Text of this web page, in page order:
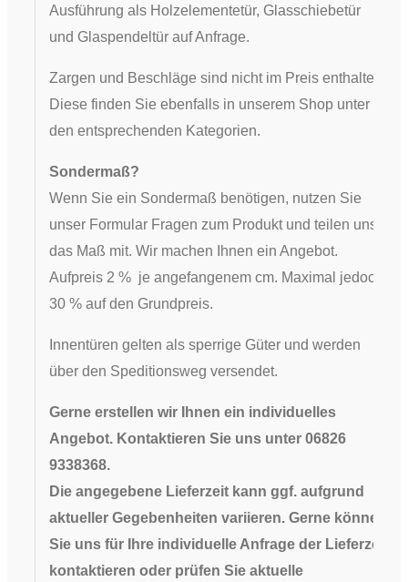
Ausführung als Holzelementetür, Glasschiebetür
und Glaspendeltür auf Anfrage.
Zargen und Beschläge sind nicht im Preis enthalten.
Diese finden Sie ebenfalls in unserem Shop unter
den entsprechenden Kategorien.
Sondermaß?
Wenn Sie ein Sondermaß benötigen, nutzen Sie
unser Formular Fragen zum Produkt und teilen uns
das Maß mit. Wir machen Ihnen ein Angebot.
Aufpreis 2 % je angefangenem cm. Maximal jedoch
30 % auf den Grundpreis.
Innentüren gelten als sperrige Güter und werden
über den Speditionsweg versendet.
Gerne erstellen wir Ihnen ein individuelles
Angebot. Kontaktieren Sie uns unter 06826
9338368.
Die angegebene Lieferzeit kann ggf. aufgrund
aktueller Gegebenheiten variieren. Gerne können
Sie uns für Ihre individuelle Anfrage der Lieferzeit
kontaktieren oder prüfen Sie aktuelle